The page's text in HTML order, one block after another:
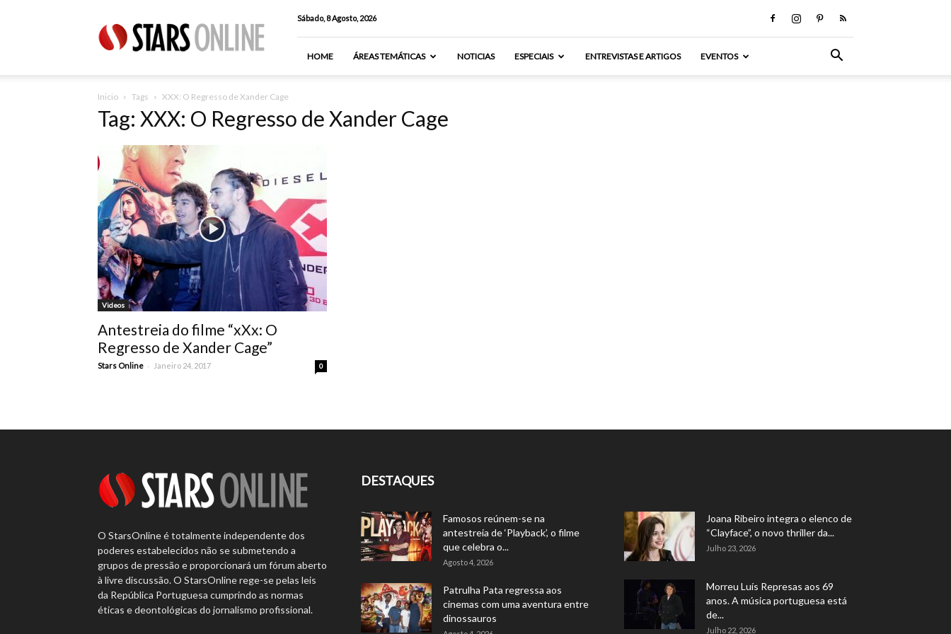
Online
Sábado, 8 Agosto, 2026
HOME ÁREAS TEMÁTICAS NOTICIAS ESPECIAIS ENTREVISTAS E ARTIGOS EVENTOS
Inicio Tags XXX: O Regresso de Xander Cage
Tag: XXX: O Regresso de Xander Cage
Videos
Antestreia do filme “xXx: O
Regresso de Xander Cage”
Stars Online - Janeiro 24, 2017 0
O StarsOnline é totalmente independente dos
poderes estabelecidos não se submetendo a
grupos de pressão e proporcionará um fórum aberto
à livre discussão. O StarsOnline rege-se pelas leis
da República Portuguesa cumprindo as normas
éticas e deontológicas do jornalismo profissional.
DESTAQUES
Famosos reúnem-se na
antestreia de ‘Playback’, o filme
que celebra o...
Agosto 4, 2026
Patrulha Pata regressa aos
cinemas com uma aventura entre
dinossauros
Joana Ribeiro integra o elenco de
“Clayface”, o novo thriller da...
Julho 23, 2026
Morreu Luís Represas aos 69
anos. A música portuguesa está
de...
Julho 22, 2026